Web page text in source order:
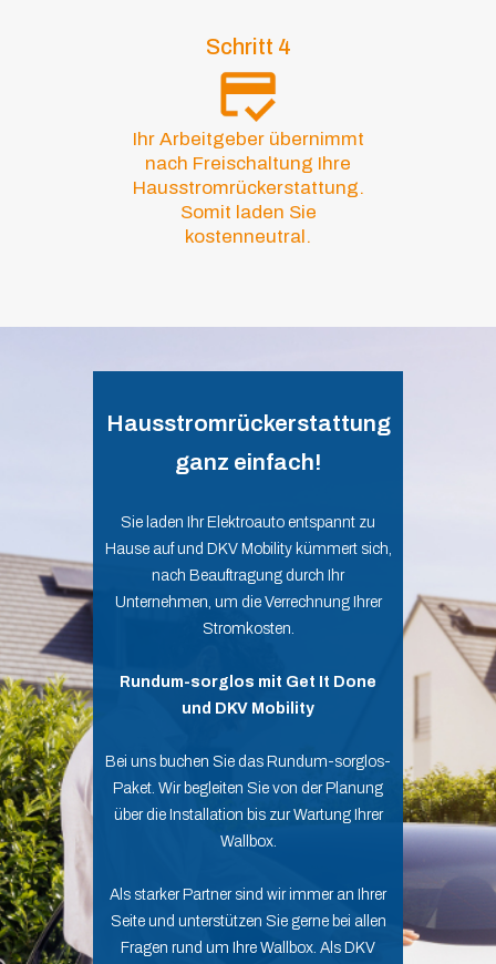
Schritt 4
Ihr Arbeitgeber übernimmt
nach Freischaltung Ihre
Hausstromrückerstattung.
Somit laden Sie
kostenneutral.
Hausstromrückerstattung
ganz einfach!
Sie laden Ihr Elektroauto entspannt zu
Hause auf und DKV Mobility kümmert sich,
nach Beauftragung durch Ihr
Unternehmen, um die Verrechnung Ihrer
Stromkosten.
Rundum-sorglos mit Get It Done
und DKV Mobility
Bei uns buchen Sie das Rundum-sorglos-
Paket. Wir begleiten Sie von der Planung
über die Installation bis zur Wartung Ihrer
Wallbox.
Als starker Partner sind wir immer an Ihrer
Seite und unterstützen Sie gerne bei allen
Fragen rund um Ihre Wallbox. Als DKV